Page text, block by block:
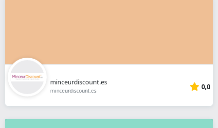
minceurdiscount.es
minceurdiscount.es 0,0